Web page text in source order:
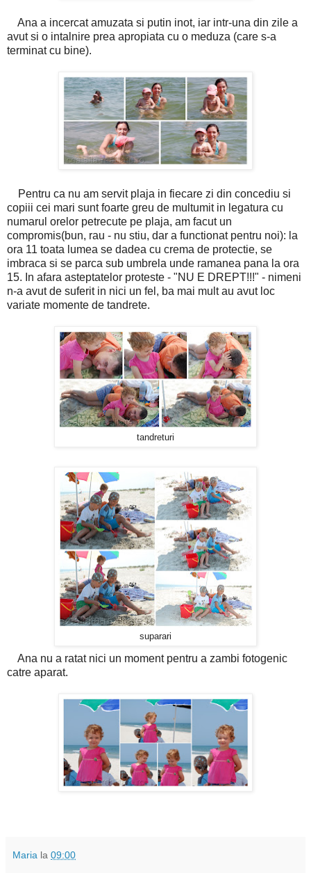
Ana a incercat amuzata si putin inot, iar intr-una din zile a
avut si o intalnire prea apropiata cu o meduza (care s-a
terminat cu bine).
Pentru ca nu am servit plaja in fiecare zi din concediu si
copiii cei mari sunt foarte greu de multumit in legatura cu
numarul orelor petrecute pe plaja, am facut un
compromis(bun, rau - nu stiu, dar a functionat pentru noi): la
ora 11 toata lumea se dadea cu crema de protectie, se
imbraca si se parca sub umbrela unde ramanea pana la ora
15. In afara asteptatelor proteste - "NU E DREPT!!!" - nimeni
n-a avut de suferit in nici un fel, ba mai mult au avut loc
variate momente de tandrete.
tandreturi
suparari
Ana nu a ratat nici un moment pentru a zambi fotogenic
catre aparat.
Maria la 09:00